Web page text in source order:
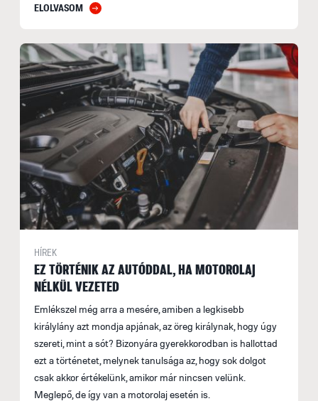
ELOLVASOM
HÍREK
EZ TÖRTÉNIK AZ AUTÓDDAL, HA MOTOROLAJ
NÉLKÜL VEZETED
Emlékszel még arra a mesére, amiben a legkisebb
királylány azt mondja apjának, az öreg királynak, hogy úgy
szereti, mint a sót? Bizonyára gyerekkorodban is hallottad
ezt a történetet, melynek tanulsága az, hogy sok dolgot
csak akkor értékelünk, amikor már nincsen velünk.
Meglepő, de így van a motorolaj esetén is.